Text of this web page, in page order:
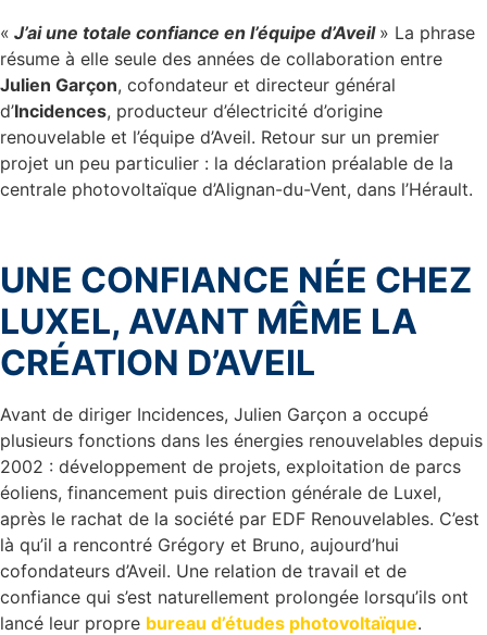
« J’ai une totale confiance en l’équipe d’Aveil » La phrase
résume à elle seule des années de collaboration entre
Julien Garçon, cofondateur et directeur général
d’Incidences, producteur d’électricité d’origine
renouvelable et l’équipe d’Aveil. Retour sur un premier
projet un peu particulier : la déclaration préalable de la
centrale photovoltaïque d’Alignan-du-Vent, dans l’Hérault.
UNE CONFIANCE NÉE CHEZ
LUXEL, AVANT MÊME LA
CRÉATION D’AVEIL
Avant de diriger Incidences, Julien Garçon a occupé
plusieurs fonctions dans les énergies renouvelables depuis
2002 : développement de projets, exploitation de parcs
éoliens, financement puis direction générale de Luxel,
après le rachat de la société par EDF Renouvelables. C’est
là qu’il a rencontré Grégory et Bruno, aujourd’hui
cofondateurs d’Aveil. Une relation de travail et de
confiance qui s’est naturellement prolongée lorsqu’ils ont
lancé leur propre bureau d’études photovoltaïque.